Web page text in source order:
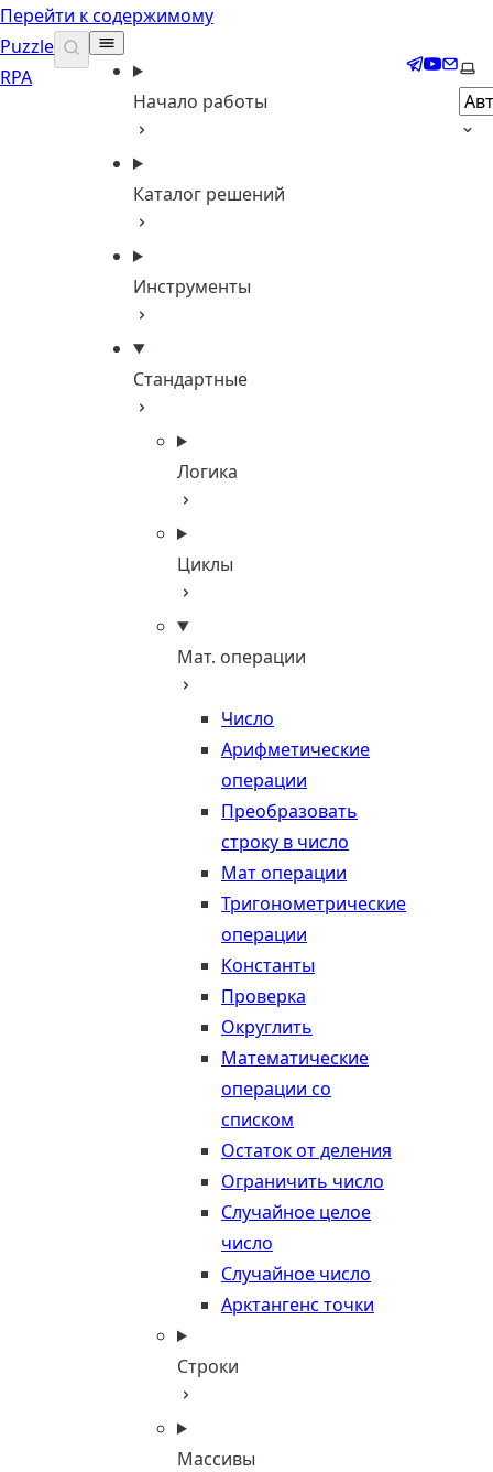
Перейти к содержимому
Puzzle
RPA
Начало работы
Каталог решений
Инструменты
Стандартные
Логика
Циклы
Мат. операции
Число
Арифметические
операции
Преобразовать
строку в число
Мат операции
Тригонометрические
операции
Константы
Проверка
Округлить
Математические
операции со
списком
Остаток от деления
Ограничить число
Случайное целое
число
Случайное число
Арктангенс точки
Строки
Массивы
Telegram
YouTube
Email